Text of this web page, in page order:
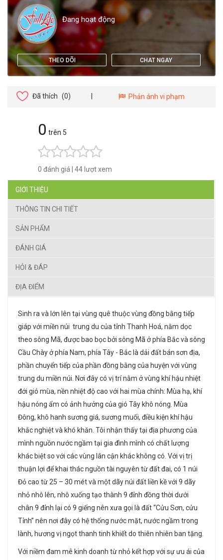
Đang hoạt động
THEO DÕI CHAT NGAY
Đã thích (0) Phản ánh vi phạm
0 trên 5
0 đánh giá 44 lượt xem
GIỚI THIỆU
THÔNG TIN CHI TIẾT
SẢN PHẨM
ĐÁNH GIÁ
HỎI & ĐÁP
ĐỊA ĐIỂM
Sinh ra và lớn lên tại vùng quê thuộc vùng đồng bằng tiếp
giáp với miền núi trung du của tỉnh Thanh Hoá, nằm dọc
theo sông Mã, được bao bọc bởi sông Mã ở phía Bắc và sông
Cầu Chày ở phía Nam, phía Tây - Bắc là dải đất bán sơn địa,
phần chuyển tiếp của phần đồng bằng của huyện với vùng
trung du miền núi. Nơi đây có vị trí nằm ở vùng khí hậu nhiệt
đới gió mùa, nền nhiệt độ cao với hai mùa chính: Mùa hạ, khí
hậu nóng ẩm có ảnh hưởng của gió Tây khô nóng. Mùa
Đông, khô hanh sương giá, sương muối, điều kiện khí hậu
khắc nghiệt và khó khăn. Tôi nhận thấy tại địa phương của
mình nguồn nước ngầm tại gia đình mình có chất lượng
khác biệt so với các vùng lân cận khác không có. Với vị trị
thuận lợi để khai thác nguồn tài nguyên từ đất đai, có 1 núi
Đỏ cao từ 25 – 30 mét và một dãy núi đất liền kề với 9 dãy
nhỏ nhô lên, nhô xuống tạo thành 9 đỉnh đồng thời dưới
chân 9 đỉnh lại có 9 giếng nên xưa gọi là đất “Cửu Sơn, cửu
Tỉnh” nên nơi đây có hệ thống nước mặt, nước ngầm trong
lành, hương vị ngọt thanh tinh khiết do thiên nhiên ban tặng.
Với niềm đam mê kinh doanh từ nhỏ kết hợp với sự ưu ái của